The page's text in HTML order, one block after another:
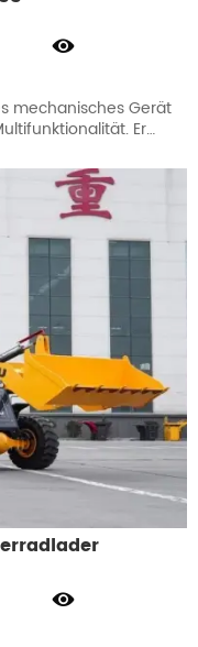

mechanisches Gerät
Er
reinigen. Gleichzeitig
Anbaugeräten wie
was die
Bedienung und die
von Bauprojekten.
können
z. B. in Bezug auf
einen großen
so schnell wie
ohne den Fortschritt
